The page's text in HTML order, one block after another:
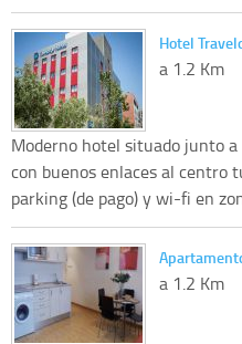
Hotel
a 1.2 Km
Moderno hotel situado junto
con buenos enlaces al centro
parking (de pago) y wi-fi en
a 1.2 Km